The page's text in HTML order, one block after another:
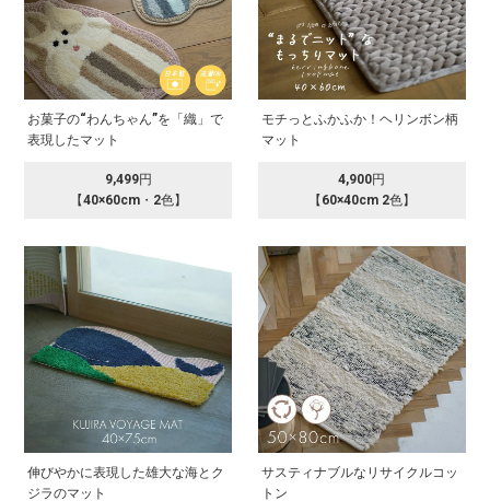
お菓子の“わんちゃん”を「織」で
表現したマット
9,499円
【40×60cm・2色】
モチっとふかふか！ヘリンボン柄
マット
4,900円
【60×40cm 2色】
伸びやかに表現した雄大な海とク
ジラのマット
サスティナブルなリサイクルコッ
トン